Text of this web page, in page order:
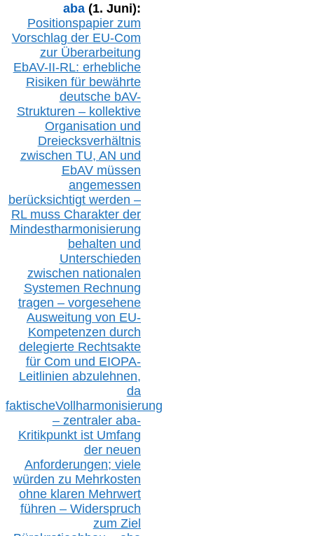
aba(1. Juni):
Positionspapier zum
Vorschlag der EU-Com
zur Überarbeitung
EbAV-II-RL: erhebliche
Risiken für bewährte
deutsche bAV-
Strukturen – kollektive
Organisation und
Dreiecksverhältnis
zwischen TU, AN und
EbAV müssen
angemessen
berücksichtigt werden –
RL mussCharakter der
Mindestharmonisierung
behalten und
Unterschieden
zwischen nationalen
Systemen Rechnung
tragen – vorgesehene
Ausweitung von EU-
Kompetenzen durch
delegierte Rechtsakte
für Com und EIOPA-
Leitlinien abzulehnen,
da
faktischeVollharmonisierung
– zentraler aba-
Kritikpunkt ist Umfang
der neuen
Anforderungen; viele
würden zu Mehrkosten
ohne klaren Mehrwert
führen – Widerspruch
zum Ziel